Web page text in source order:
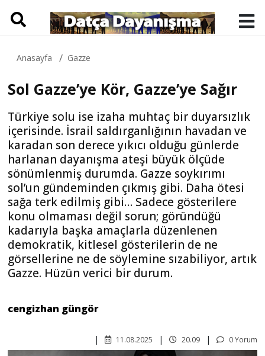
Anasayfa Gazze
Sol Gazze’ye Kör, Gazze’ye Sağır
Türkiye solu ise izaha muhtaç bir duyarsızlık
içerisinde. İsrail saldırganlığının havadan ve
karadan son derece yıkıcı olduğu günlerde
harlanan dayanışma ateşi büyük ölçüde
sönümlenmiş durumda. Gazze soykırımı
sol’un gündeminden çıkmış gibi. Daha ötesi
sağa terk edilmiş gibi… Sadece gösterilere
konu olmaması değil sorun; göründüğü
kadarıyla başka amaçlarla düzenlenen
demokratik, kitlesel gösterilerin de ne
görsellerine ne de söylemine sızabiliyor, artık
Gazze. Hüzün verici bir durum.
cengizhan güngör
0 Yorum
20.09
11.08.2025